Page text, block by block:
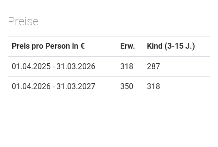
Preise
Preis pro Person in € Erw. Kind (3-15 J.)
01.04.2025 - 31.03.2026 318 287
01.04.2026 - 31.03.2027 350 318